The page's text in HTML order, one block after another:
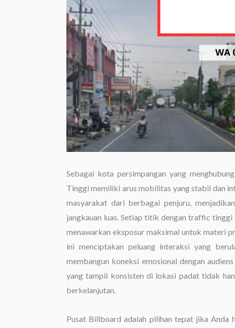
Sebagai kota persimpangan yang
Tinggi memiliki arus mobilitas yang stabil dan
masyarakat dari berbagai penjuru,
jangkauan luas. Setiap titik dengan traffic
menawarkan eksposur maksimal untuk materi
ini menciptakan peluang interaksi yang
membangun koneksi emosional dengan
yang tampil konsisten di lokasi padat tidak
berkelanjutan.
Pusat Billboard adalah pilihan tepat jika